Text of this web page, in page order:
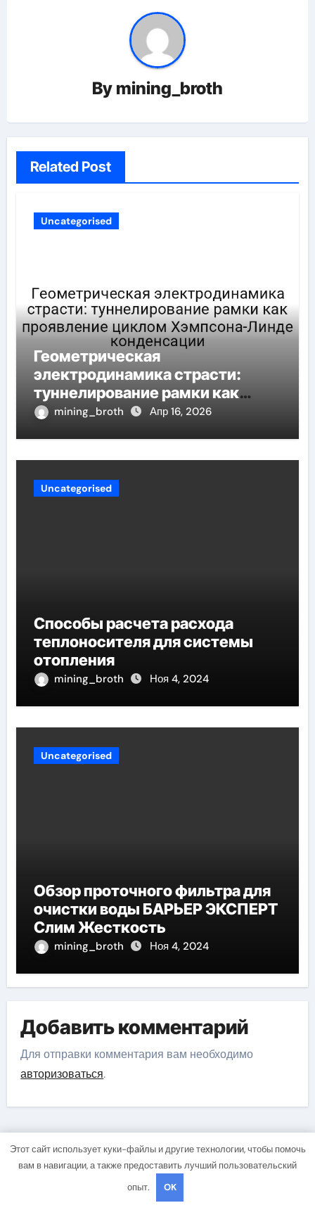
By mining_broth
Related Post
Uncategorised
Геометрическая
электродинамика страсти:
туннелирование рамки как
проявление циклом Хэмпсона-
mining_broth Апр 16, 2026
Uncategorised
Способы расчета расхода
теплоносителя для системы
отопления
mining_broth Ноя 4, 2024
Uncategorised
Обзор проточного фильтра для
очистки воды БАРЬЕР ЭКСПЕРТ
Слим Жесткость
mining_broth Ноя 4, 2024
Добавить комментарий
Для отправки комментария вам необходимо
авторизоваться.
Этот сайт использует куки-файлы и другие технологии, чтобы помочь
вам в навигации, а также предоставить лучший пользовательский
опыт.
OK